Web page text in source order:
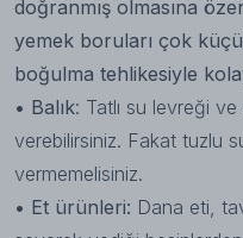
doğranmış olmasına
yemek boruları çok
boğulma tehlikesiyle
• Balık: Tatlı su levreği
verebilirsiniz. Fakat tuzlu
vermemelisiniz.
• Et ürünleri: Dana eti,